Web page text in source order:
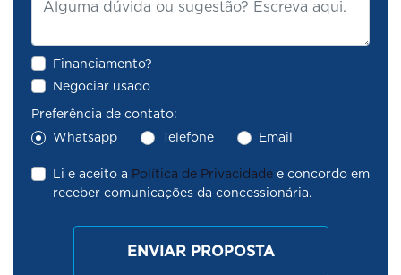
Financiamento?
Negociar usado
Preferência de contato:
Whatsapp
Telefone Email
Li e aceito a Política de Privacidade e concordo em
receber comunicações da concessionária.
ENVIAR PROPOSTA